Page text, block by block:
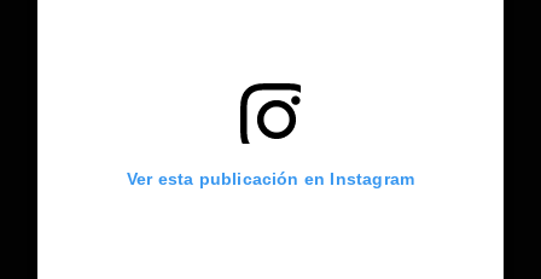
Ver esta publicación en Instagram